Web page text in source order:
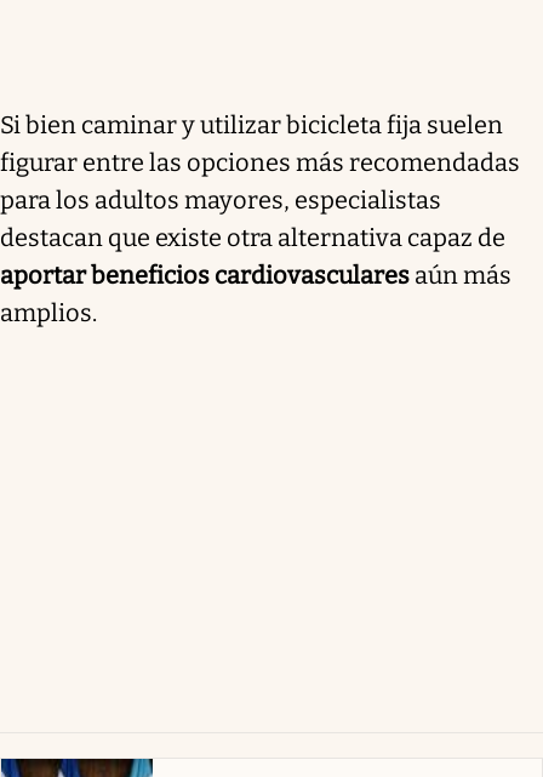
Si bien caminar y utilizar bicicleta fija suelen
figurar entre las opciones más recomendadas
para los adultos mayores, especialistas
destacan que existe otra alternativa capaz de
aportar beneficios cardiovasculares aún más
amplios.